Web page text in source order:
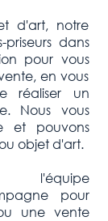
d'art, notre
dans
pour vous
en vous
réaliser un
Nous vous
et pouvons
objet d'art.
pour
une vente